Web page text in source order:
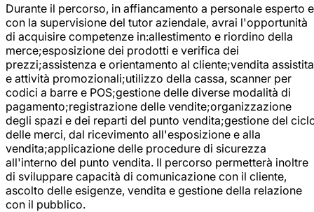
Durante il percorso, in affiancamento a personale esperto e
con la supervisione del tutor aziendale, avrai l'opportunità
di acquisire competenze in:allestimento e riordino della
merce;esposizione dei prodotti e verifica dei
prezzi;assistenza e orientamento al cliente;vendita assistita
e attività promozionali;utilizzo della cassa, scanner per
codici a barre e POS;gestione delle diverse modalità di
pagamento;registrazione delle vendite;organizzazione
degli spazi e dei reparti del punto vendita;gestione del
delle merci, dal ricevimento all'esposizione e alla
vendita;applicazione delle procedure di sicurezza
all'interno del punto vendita. Il percorso permetterà inoltre
di sviluppare capacità di comunicazione con il cliente,
ascolto delle esigenze, vendita e gestione della relazione
con il pubblico.